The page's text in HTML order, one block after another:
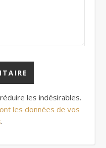
les indésirables.
les données de vos
.